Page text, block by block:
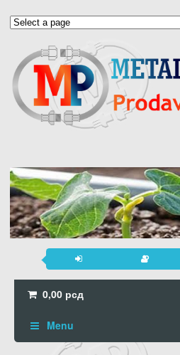
0,00 рсд
Menu